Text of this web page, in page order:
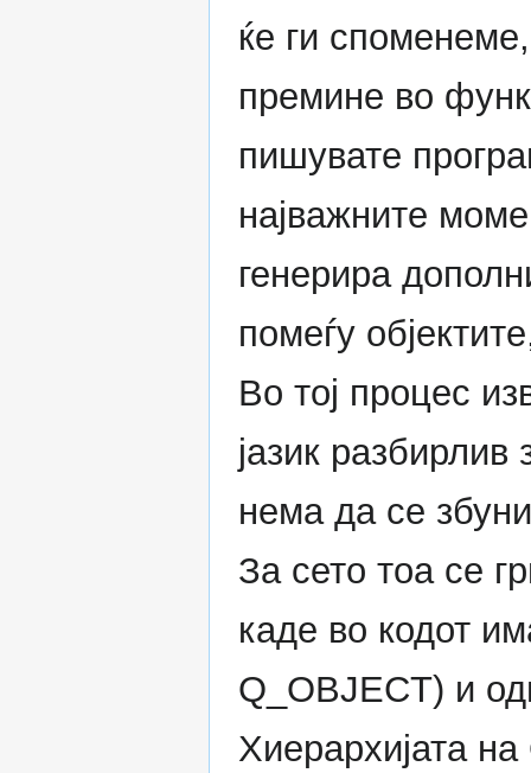
ќе ги
премине во
пишувате
најважните
генерира
помеѓу
Во тој процес
јазик разбирлив
нема да се
За сето тоа се
каде во кодот
Q_OBJECT) и
Хиерархијата